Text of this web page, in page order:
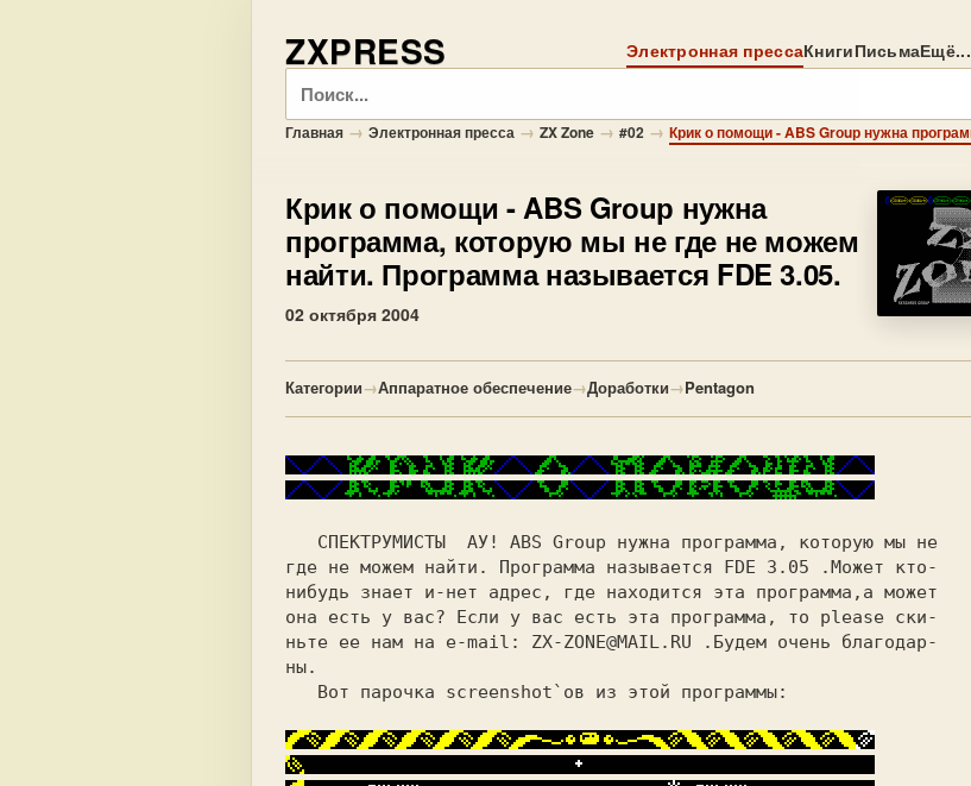
ZXPRESS Электронная прессаКнигиПисьмаЕщё...
Поиск
Главная → Электронная пресса → ZX Zone → #02 →
Крик о помощи - ABS Grоuр нужна
программа, которую мы не где не можем
найти. Программа называется FDE 3.05.
02 октября 2004
Категории→Аппаратное обеспечение→Доработки→Pentagon
где не можем найти. Программа называется FDE 3.05
.Может кто-
нибудь знает и-нет адрес, где находится эта программа,а может
она есть у вас? Если у вас есть эта программа, то please ски-
ньте ее нам на e-mail:
ZX-ZONE@MAIL.RU .Будем очень благодар-
ны.
   Вот парочка
screenshot`ов из этой программы: